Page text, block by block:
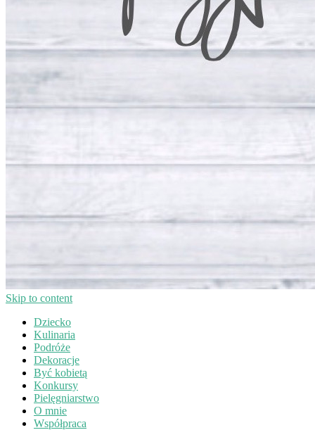
Skip to content
Dziecko
Kulinaria
Podróże
Dekoracje
Być kobietą
Konkursy
Pielęgniarstwo
O mnie
Współpraca